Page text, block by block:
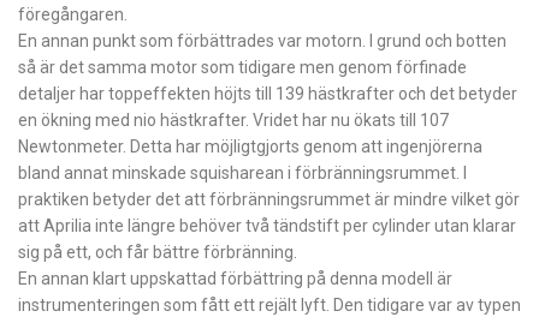
föregångaren.
En annan punkt som förbättrades var motorn. I grund och botten
så är det samma motor som tidigare men genom förfinade
detaljer har toppeffekten höjts till 139 hästkrafter och det betyder
en ökning med nio hästkrafter. Vridet har nu ökats till 107
Newtonmeter. Detta har möjligtgjorts genom att ingenjörerna
bland annat minskade squisharean i förbränningsrummet. I
praktiken betyder det att förbränningsrummet är mindre vilket gör
att Aprilia inte längre behöver två tändstift per cylinder utan klarar
sig på ett, och får bättre förbränning.
En annan klart uppskattad förbättring på denna modell är
instrumenteringen som fått ett rejält lyft. Den tidigare var av typen